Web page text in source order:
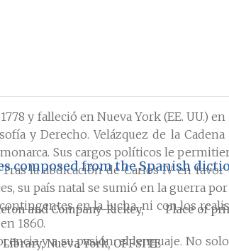
y falleció en Nueva York (EE. UU.)
y Derecho. Velázquez de la
Sus cargos políticos le
la abdicación de Carlos IV en
su país natal se sumió en la guerra
en la lucha, ni con los
1860.
y a su pasión: el lenguaje. No
from the Spanish
and Company-Rickey,
Place of
Nueva York, OFFSITE